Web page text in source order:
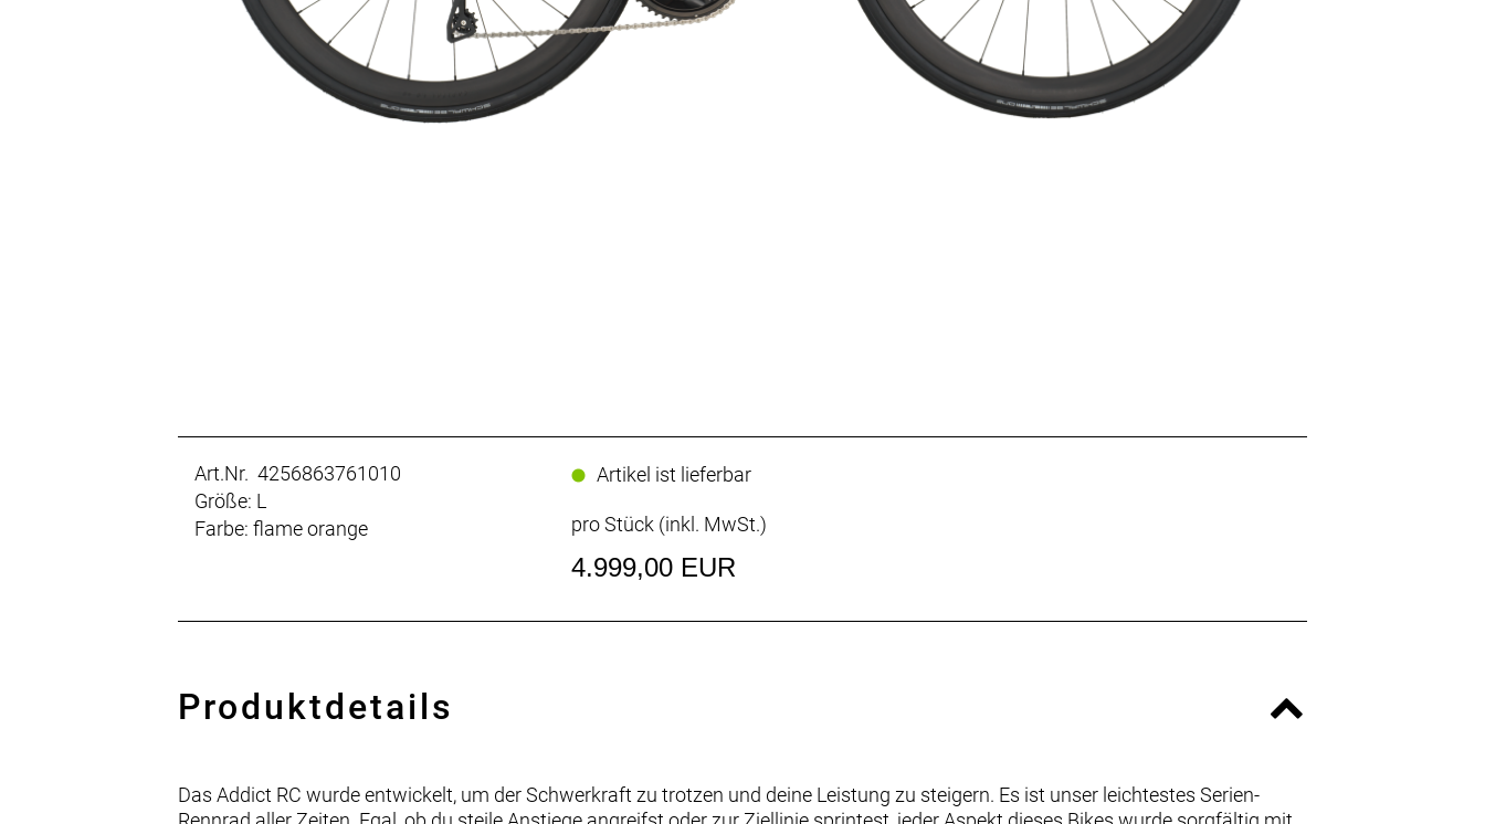
Art.Nr. 4256863761010
Größe: L
Farbe: flame orange
Artikel ist lieferbar
pro Stück (inkl. MwSt.)
4.999,00 EUR
Produktdetails
Das Addict RC wurde entwickelt, um der Schwerkraft zu trotzen und deine Leistung zu steigern. Es ist unser leichtestes Serien-